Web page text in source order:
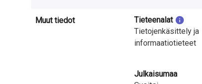
Muut tiedot
Tieteenalat
Tietojenkäsittely ja
informaatiotieteet
Julkaisumaa